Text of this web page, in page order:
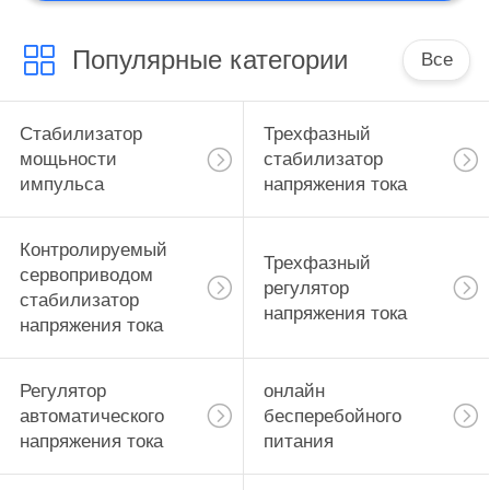
Популярные категории Все
Стабилизатор
мощьности
импульса
Трехфазный
стабилизатор
напряжения тока
Контролируемый
сервоприводом
стабилизатор
напряжения тока
Трехфазный
регулятор
напряжения тока
Регулятор
автоматического
напряжения тока
онлайн
бесперебойного
питания